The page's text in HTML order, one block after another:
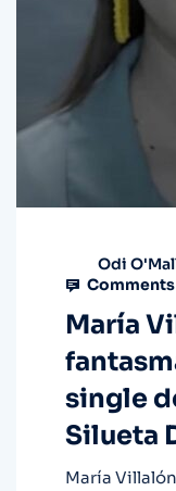
Odi
María
single
Silueta
María